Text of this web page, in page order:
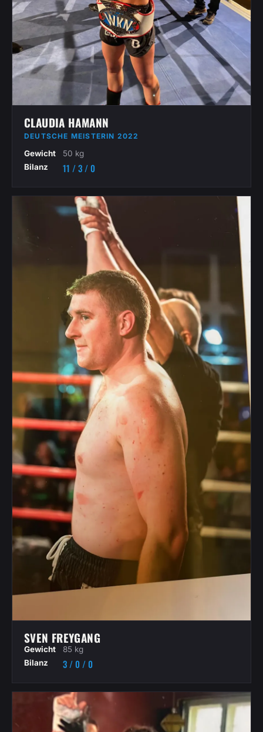
CLAUDIA HAMANN
DEUTSCHE MEISTERIN 2022
Gewicht
50 kg
Bilanz
11 / 3 / 0
SVEN FREYGANG
Gewicht
85 kg
Bilanz
3 / 0 / 0